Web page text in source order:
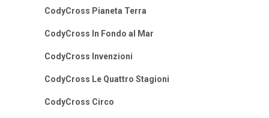
CodyCross Pianeta Terra
CodyCross In Fondo al Mar
CodyCross Invenzioni
CodyCross Le Quattro Stagioni
CodyCross Circo